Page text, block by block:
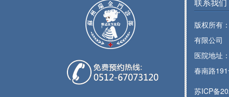
联系我们
版权所有
有限公司
医院地址
春南路
苏ICP备